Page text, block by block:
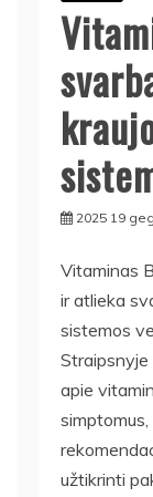
2025 19
Vitaminas
ir atlieka
sistemos
Straipsnyje
apie
užtikrinti